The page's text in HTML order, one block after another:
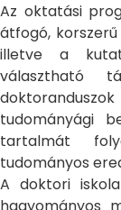
Az oktatási
átfogó,
illetve a
választható
tudományági
tartalmát
tudományos
A doktori